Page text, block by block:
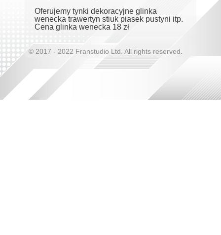
Oferujemy tynki dekoracyjne glinka
wenecka trawertyn stiuk piasek pustyni itp.
Cena glinka wenecka 18 zł
© 2017 - 2022 Franstudio Ltd. All rights reserved